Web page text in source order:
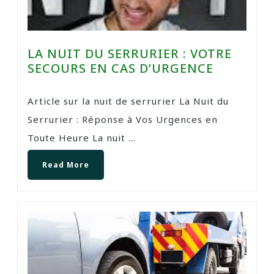
LA NUIT DU SERRURIER : VOTRE
SECOURS EN CAS D’URGENCE
Article sur la nuit de serrurier La Nuit du
Serrurier : Réponse à Vos Urgences en
Toute Heure La nuit ...
Read More